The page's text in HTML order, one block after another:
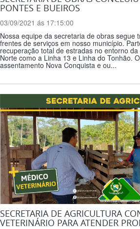
PONTES E BUEIROS
03/09/2021 ás 17:15:00
Nossa equipe da secretaria de obras segue
frentes de serviços em nosso município.
recuperação total de estradas no entorno
Norte como a Linha 13 e Linha do Tonhão.
assentamento Nova Conquista e ou...
SECRETARIA DE AGRICULTURA
VETERINÁRIO PARA ATENDER